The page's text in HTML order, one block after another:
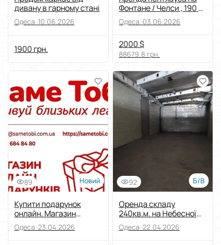
дивану в гарному стані
Одеса ·10.06.2026
1900 грн.
Фонтане / Челси , 190 м
, терраса , вид на море
Одеса ·03.06.2026
2000 $
88679.8 грн.
89 Новий
Купити подарунок
онлайн. Магазин
подарунків Sametobi.
Одеса ·23.04.2026
92 Б/В
Оренда складу
240кв.м. на Небесної
сотні
Одеса ·22.04.2026